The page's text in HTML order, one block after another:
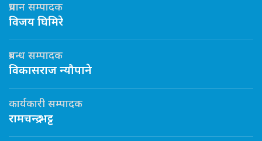
प्रधान सम्पादक
विजय घिमिरे
प्रबन्ध सम्पादक
विकासराज न्यौपाने
कार्यकारी सम्पादक
रामचन्द्र भट्ट